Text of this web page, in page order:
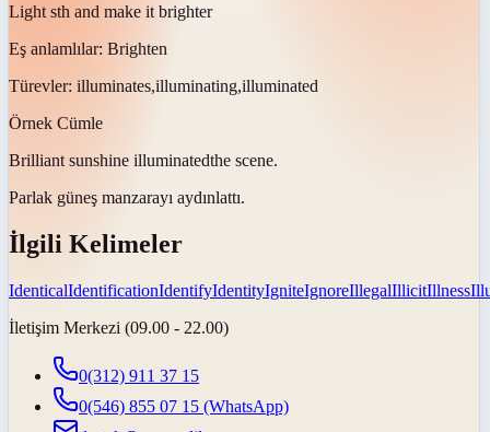
Light sth and make it brighter
Eş anlamlılar: Brighten
Türevler: illuminates,illuminating,illuminated
Örnek Cümle
Brilliant sunshine illuminatedthe scene.
Parlak güneş manzarayı aydınlattı.
İlgili Kelimeler
IdenticalIdentificationIdentifyIdentityIgniteIgnoreIllegalIllicitIllness
İletişim Merkezi (09.00 - 22.00)
0(312) 911 37 15
0(546) 855 07 15 (WhatsApp)